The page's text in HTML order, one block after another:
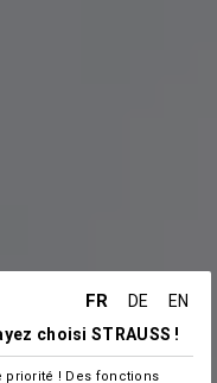
FR DE
EN
choisi STRAUSS !
priorité ! Des fonctions